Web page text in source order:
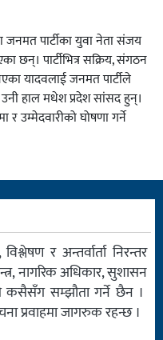
जनमत पार्टीका युवा नेता संजय
छन्। पार्टीभित्र सक्रिय, संगठन
यादवलाई जनमत पार्टीले
हाल मधेश प्रदेश सांसद हुन्।
र उम्मेदवारीको घोषणा गर्ने
र अन्तर्वार्ता निरन्तर
नागरिक अधिकार, सुशासन
कसैसँग सम्झौता गर्ने छैन ।
प्रवाहमा जागरुक रहन्छ ।